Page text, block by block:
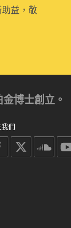
益，敬
博士創立。
我們
on
facebook